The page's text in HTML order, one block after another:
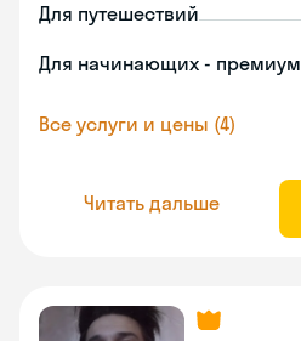
Для путешествий
Для начинающих - премиум
Все услуги и цены (4)
Читать дальше